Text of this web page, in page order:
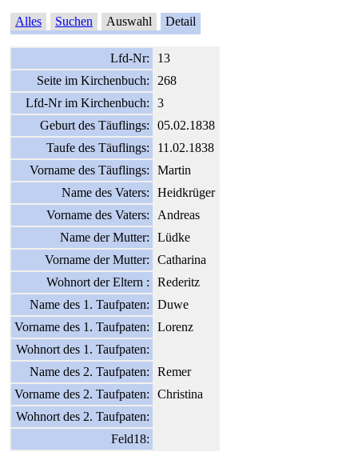
Alles Suchen Auswahl Detail
Lfd-Nr:
13
Seite im Kirchenbuch:
268
Lfd-Nr im Kirchenbuch:
3
Geburt des Täuflings:
05.02.1838
Taufe des Täuflings:
11.02.1838
Vorname des Täuflings:
Martin
Name des Vaters:
Heidkrüger
Vorname des Vaters:
Andreas
Name der Mutter:
Lüdke
Vorname der Mutter:
Catharina
Wohnort der Eltern :
Rederitz
Name des 1. Taufpaten:
Duwe
Vorname des 1. Taufpaten:
Lorenz
Wohnort des 1. Taufpaten:
Name des 2. Taufpaten:
Remer
Vorname des 2. Taufpaten:
Christina
Wohnort des 2. Taufpaten:
Feld18: